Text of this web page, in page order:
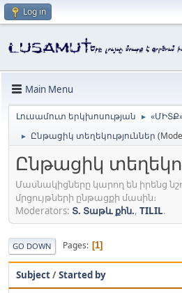
Log in
Main Menu
Լուսամուտ երկխոսության ►
► Ընթացիկ տեղեկություններ
Ընթացիկ
Մասնակիցները կարող են իրենց
մրցույթների ընթացքի մասին։
Moderators: Տ. Տաթև քհն., TILIL.
GO DOWN Pages 1
Subject/Started by